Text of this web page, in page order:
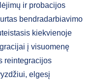
ir probacijos
bendradarbiavimo
kiekvienoje
į visuomenę
reintegracijos
elgesį